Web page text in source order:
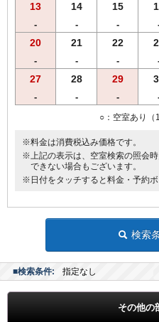
13
-
14
-
15
-
20
-
21
-
22
-
27
-
28
-
29
-
○：空室あり
※料金は消費税込み価格です。
※上記の表示は、空室検索の照会
できない場合もございます。
※日付をタッチすると料金・予約ボ
検索
■検索条件: 指定なし
その他の